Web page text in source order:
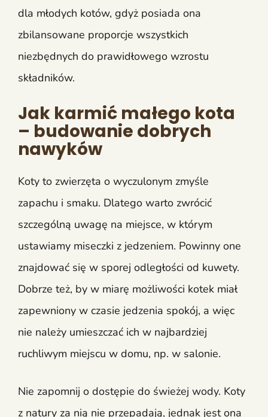
dla młodych kotów, gdyż posiada ona
zbilansowane proporcje wszystkich
niezbędnych do prawidłowego wzrostu
składników.
Jak karmić małego kota
– budowanie dobrych
nawyków
Koty to zwierzęta o wyczulonym zmyśle
zapachu i smaku. Dlatego warto zwrócić
szczególną uwagę na miejsce, w którym
ustawiamy miseczki z jedzeniem. Powinny one
znajdować się w sporej odległości od kuwety.
Dobrze też, by w miarę możliwości kotek miał
zapewniony w czasie jedzenia spokój, a więc
nie należy umieszczać ich w najbardziej
ruchliwym miejscu w domu, np. w salonie.
Nie zapomnij o dostępie do świeżej wody. Koty
z natury za nią nie przepadają, jednak jest ona